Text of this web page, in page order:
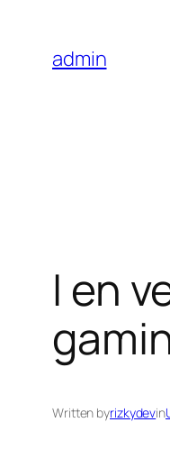
content
admin
I en
Written byrizkydevin